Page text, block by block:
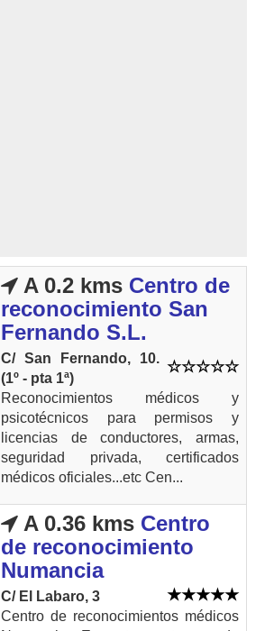
A 0.2 kms Centro de
reconocimiento San
Fernando S.L.
C/ San Fernando, 10.
(1º - pta 1ª)
Reconocimientos médicos y
psicotécnicos para permisos y
licencias de conductores, armas,
seguridad privada, certificados
médicos oficiales...etc Cen...
A 0.36 kms Centro
de reconocimiento
Numancia
C/ El Labaro, 3
Centro de reconocimientos médicos